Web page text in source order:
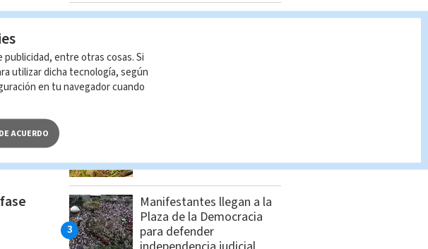
Policía Penitenciaria
drogas y armas en La
Reforma
Cristian Segura
Manifestantes llegan a la
Plaza de la Democracia
para defender
entre otras cosas. Si
utilizar dicha tecnología, según
en tu navegador cuando
ACUERDO